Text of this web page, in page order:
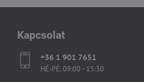
Kapcsolat
+36 1 901 7651
HÉ-PÉ, 09:00 - 15:30